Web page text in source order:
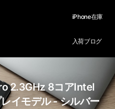
iPhone在庫
入荷ブログ
2.3GHz 8コアIntel
イモデル - シルバー